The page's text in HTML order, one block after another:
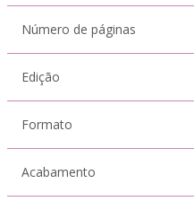
Número de páginas
Edição
Formato
Acabamento